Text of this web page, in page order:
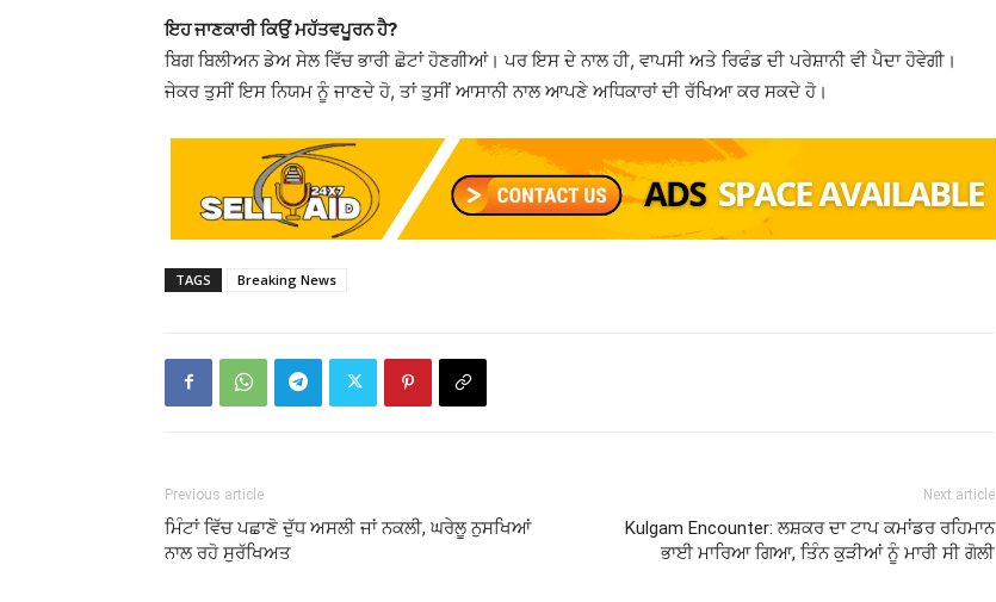
ਇਹ ਜਾਣਕਾਰੀ ਕਿਉਂ ਮਹੱਤਵਪੂਰਨ ਹੈ?
ਬਿਗ ਬਿਲੀਅਨ ਡੇਅ ਸੇਲ ਵਿੱਚ ਭਾਰੀ ਛੋਟਾਂ ਹੋਣਗੀਆਂ। ਪਰ ਇਸ ਦੇ ਨਾਲ ਹੀ, ਵਾਪਸੀ ਅਤੇ ਰਿਫੰਡ ਦੀ ਪਰੇਸ਼ਾਨੀ ਵੀ ਪੈਦਾ ਹੋਵੇਗੀ।
ਜੇਕਰ ਤੁਸੀਂ ਇਸ ਨਿਯਮ ਨੂੰ ਜਾਣਦੇ ਹੋ, ਤਾਂ ਤੁਸੀਂ ਆਸਾਨੀ ਨਾਲ ਆਪਣੇ ਅਧਿਕਾਰਾਂ ਦੀ ਰੱਖਿਆ ਕਰ ਸਕਦੇ ਹੋ।
TAGS Breaking News
Previous article
ਮਿੰਟਾਂ ਵਿੱਚ ਪਛਾਣੋ ਦੁੱਧ ਅਸਲੀ ਜਾਂ ਨਕਲੀ, ਘਰੇਲੂ ਨੁਸਖਿਆਂ
ਨਾਲ ਰਹੋ ਸੁਰੱਖਿਅਤ
Next article
Kulgam Encounter: ਲਸ਼ਕਰ ਦਾ ਟਾਪ ਕਮਾਂਡਰ ਰਹਿਮਾਨ
ਭਾਈ ਮਾਰਿਆ ਗਿਆ, ਤਿੰਨ ਕੁੜੀਆਂ ਨੂੰ ਮਾਰੀ ਸੀ ਗੋਲੀ